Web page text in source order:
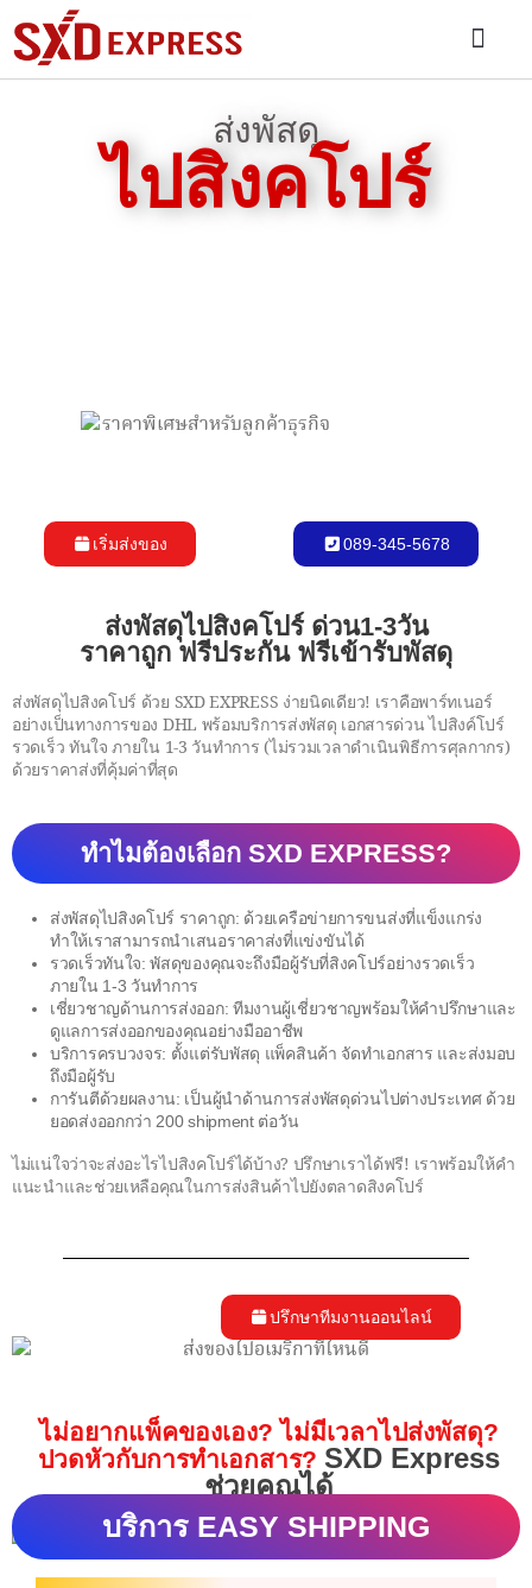
ส่งพัสดุ
ไปสิงคโปร์
เริ่มส่งของ 089-345-5678
ส่งพัสดุไปสิงคโปร์ ด่วน1-3วัน
ราคาถูก ฟรีประกัน ฟรีเข้ารับพัสดุ
ส่งพัสดุไปสิงคโปร์ ด้วย SXD EXPRESS ง่ายนิดเดียว! เราคือพาร์ทเนอร์
อย่างเป็นทางการของ DHL พร้อมบริการส่งพัสดุ เอกสารด่วน ไปสิงค์โปร์
รวดเร็ว ทันใจ ภายใน 1-3 วันทำการ (ไม่รวมเวลาดำเนินพิธีการศุลกากร)
ด้วยราคาส่งที่คุ้มค่าที่สุด
ทำไมต้องเลือก SXD EXPRESS?
ส่งพัสดุไปสิงคโปร์ ราคาถูก: ด้วยเครือข่ายการขนส่งที่แข็งแกร่ง
ทำให้เราสามารถนำเสนอราคาส่งที่แข่งขันได้
รวดเร็วทันใจ: พัสดุของคุณจะถึงมือผู้รับที่สิงคโปร์อย่างรวดเร็ว
ภายใน 1-3 วันทำการ
เชี่ยวชาญด้านการส่งออก: ทีมงานผู้เชี่ยวชาญพร้อมให้คำปรึกษาและ
ดูแลการส่งออกของคุณอย่างมืออาชีพ
บริการครบวงจร: ตั้งแต่รับพัสดุ แพ็คสินค้า จัดทำเอกสาร และส่งมอบ
ถึงมือผู้รับ
การันตีด้วยผลงาน: เป็นผู้นำด้านการส่งพัสดุด่วนไปต่างประเทศ ด้วย
ยอดส่งออกกว่า 200 shipment ต่อวัน
ไม่แน่ใจว่าจะส่งอะไรไปสิงคโปร์ได้บ้าง? ปรึกษาเราได้ฟรี! เราพร้อมให้คำ
แนะนำและช่วยเหลือคุณในการส่งสินค้าไปยังตลาดสิงคโปร์
ปรึกษาทีมงานออนไลน์
ไม่อยากแพ็คของเอง? ไม่มีเวลาไปส่งพัสดุ?
ปวดหัวกับการทำเอกสาร? SXD Express
ช่วยคุณได้
บริการ EASY SHIPPING